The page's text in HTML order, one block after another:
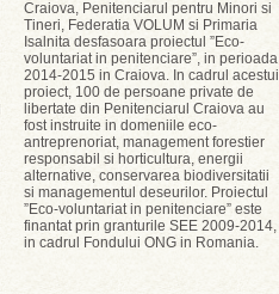
Craiova, Penitenciarul pentru Minori si
Tineri, Federatia VOLUM si Primaria
Isalnita desfasoara proiectul ”Eco-
voluntariat in penitenciare”, in perioada
2014-2015 in Craiova. In cadrul acestui
proiect, 100 de persoane private de
libertate din Penitenciarul Craiova au
fost instruite in domeniile eco-
antreprenoriat, management forestier
responsabil si horticultura, energii
alternative, conservarea biodiversitatii
si managementul deseurilor. Proiectul
”Eco-voluntariat in penitenciare” este
finantat prin granturile SEE 2009-2014,
in cadrul Fondului ONG in Romania.